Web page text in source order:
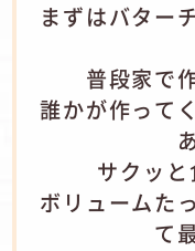
まずはバター
普段家で
誰かが作って
サクッ
ボリュームた
て